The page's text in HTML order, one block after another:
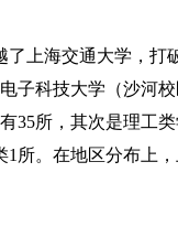
上海交通大学，打
子科技大学（沙河
35所，其次是理工
所。在地区分布上